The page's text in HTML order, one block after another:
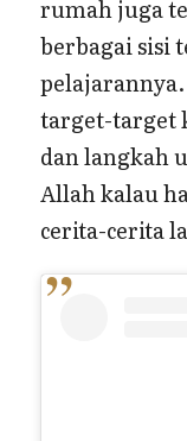
rumah juga
berbagai sisi
target-target
dan langkah
Allah kalau
cerita-cerita